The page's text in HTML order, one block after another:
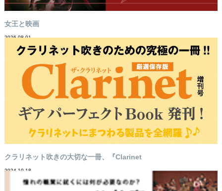
女王と映画
2026-08-01
クラリネット吹きの大切な一冊、『Clarinet
2024-10-18